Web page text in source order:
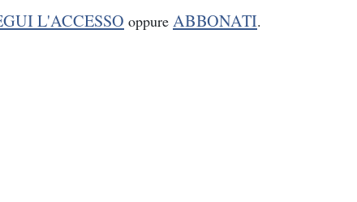
L'ACCESSO oppure ABBONATI.